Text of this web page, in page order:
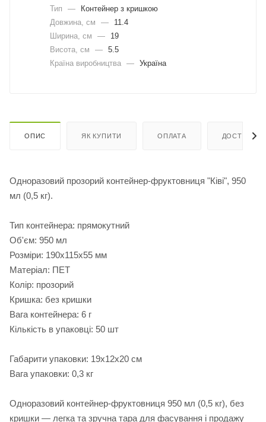
Тип
—
Контейнер з кришкою
Довжина, cм
—
11.4
Ширина, cм
—
19
Висота, см
— 5.5
Країна виробництва — Україна
ОПИС ЯК КУПИТИ ОПЛАТА ДОСТАВКА
Одноразовий прозорий контейнер-фруктовниця "Ківі", 950
мл (0,5 кг).
Тип контейнера: прямокутний
Об'єм: 950 мл
Розміри: 190х115х55 мм
Матеріал: ПЕТ
Колір: прозорий
Кришка: без кришки
Вага контейнера: 6 г
Кількість в упаковці: 50 шт
Габарити упаковки: 19х12х20 см
Вага упаковки: 0,3 кг
Одноразовий контейнер-фруктовниця 950 мл (0,5 кг), без
кришки — легка та зручна тара для фасування і продажу